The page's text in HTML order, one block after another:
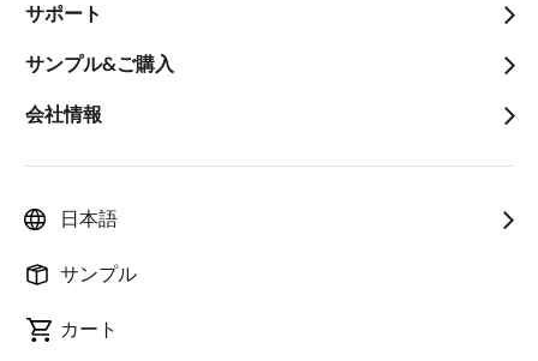
サポート
サンプル&ご購入
会社情報
日本語
サンプル
カート
このビデオについて
このビデオは、e² studioでコードを読みやすい形式に
チャプター
00:00
00:30